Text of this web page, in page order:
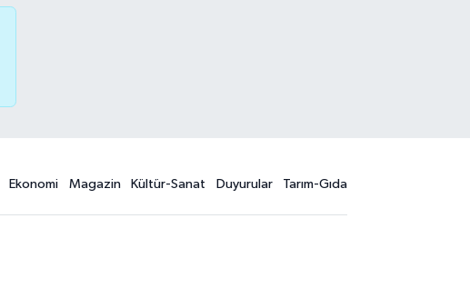
Ekonomi Magazin Kültür-Sanat Duyurular Tarım-Gıda